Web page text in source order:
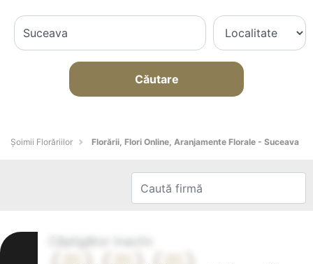
Căutare
Șoimii Florăriilor Florării, Flori Online, Aranjamente Florale - Suceava